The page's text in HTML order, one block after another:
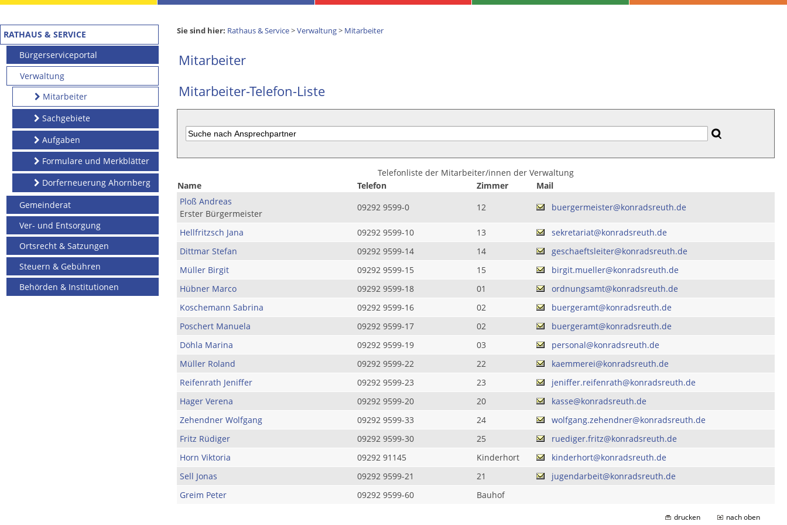
RATHAUS & SERVICE
Bürgerserviceportal
Verwaltung
Mitarbeiter
Sachgebiete
Aufgaben
Formulare und Merkblätter
Dorferneuerung Ahornberg
Gemeinderat
Ver- und Entsorgung
Ortsrecht & Satzungen
Steuern & Gebühren
Behörden & Institutionen
Sie sind hier: Rathaus & Service>Verwaltung> Mitarbeiter
Mitarbeiter
Mitarbeiter-Telefon-Liste
Telefonliste der Mitarbeiter/innen der Verwaltung
Name
Telefon Zimmer
Mail
Ploß Andreas
Erster Bürgermeister
09292 9599-0 12 buergermeister@konradsreuth.de
Hellfritzsch Jana 09292 9599-10 13
sekretariat@konradsreuth.de
Dittmar Stefan
09292 9599-14 14
geschaeftsleiter@konradsreuth.de
Müller Birgit
09292 9599-15 15
birgit.mueller@konradsreuth.de
Hübner Marco
09292 9599-18 01
ordnungsamt@konradsreuth.de
Koschemann Sabrina
09292 9599-16 02
buergeramt@konradsreuth.de
Poschert Manuela
09292 9599-17 02
buergeramt@konradsreuth.de
Döhla Marina
09292 9599-19 03
personal@konradsreuth.de
Müller Roland
09292 9599-22 22
kaemmerei@konradsreuth.de
Reifenrath Jeniffer
09292 9599-23 23
jeniffer.reifenrath@konradsreuth.de
Hager Verena
09292 9599-20 20
kasse@konradsreuth.de
Zehendner Wolfgang
09292 9599-33 24
wolfgang.zehendner@konradsreuth.de
Fritz Rüdiger
09292 9599-30 25
ruediger.fritz@konradsreuth.de
Horn Viktoria
09292 91145 Kinderhort
kinderhort@konradsreuth.de
Sell Jonas
09292 9599-21 21
jugendarbeit@konradsreuth.de
Greim Peter
09292 9599-60 Bauhof
drucken nach oben